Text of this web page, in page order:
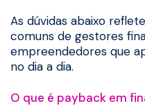
As dúvidas abaixo
comuns de gestores
empreendedores que
no dia a dia.
O que é payback em